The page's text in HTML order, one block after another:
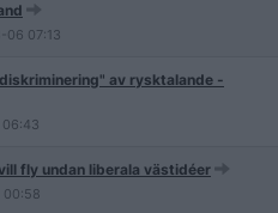
06 07:13
av rysktalande -
06:43
fly undan liberala västidéer
00:58